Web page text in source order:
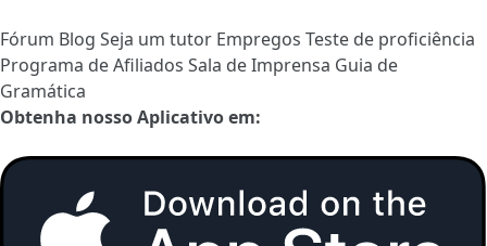
Fórum Blog Seja um tutor Empregos Teste de proficiência
Programa de Afiliados Sala de Imprensa Guia de
Gramática
Obtenha nosso Aplicativo em: